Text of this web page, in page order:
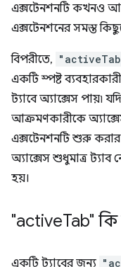
এক্সটেনশনটি কখনও
এক্সটেনশনের সমস্ত
বিপরীতে,
একটি স্পষ্ট
ট্যাবে অ্যাক্সেস পায়৷
আক্রমণকারীকে
এক্সটেনশনটি শুরু
অ্যাক্সেস শুধুমাত্র ট্যাব
হয়।
"activeTab"
একটি ট্যাবের জন্য